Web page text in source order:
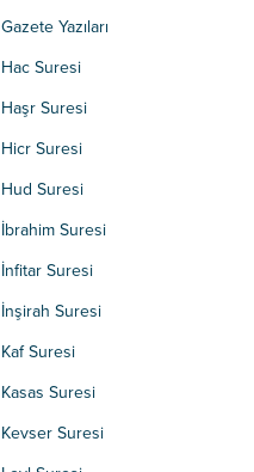
Gazete Yazıları
Hac Suresi
Haşr Suresi
Hicr Suresi
Hud Suresi
İbrahim Suresi
İnfitar Suresi
İnşirah Suresi
Kaf Suresi
Kasas Suresi
Kevser Suresi